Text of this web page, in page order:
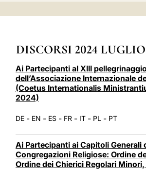
DISCORSI 2024 LUGLIO
Ai Partecipanti al XIII
dell’Associazione Internazionale
(Coetus Internationalis
2024)
DE - EN - ES - FR - IT - PL - PT
Ai Partecipanti ai Capitoli Generali
Congregazioni Religiose: Ordine
Ordine dei Chierici Regolari